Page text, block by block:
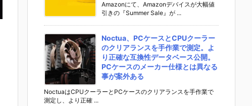
Amazonにて、Amazonデバイスが大幅値
引きの『Summer Sale』が ...
Noctua、PCケースとCPUクーラー
のクリアランスを手作業で測定。よ
り正確な互換性データベース公開。
PCケースのメーカー仕様とは異なる
事が案外ある
NoctuaはCPUクーラーとPCケースのクリアランスを手作業で
測定し、より正確 ...